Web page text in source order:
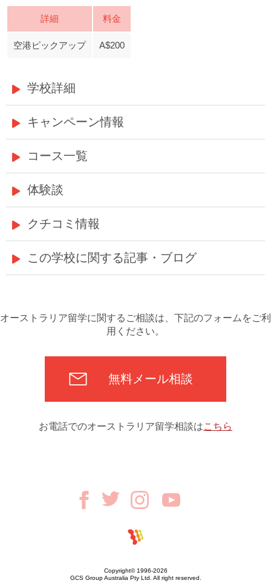
詳細 料金
空港ピックアップ A$200
学校詳細
キャンペーン情報
コース一覧
体験談
クチコミ情報
この学校に関する記事・ブログ
オーストラリア留学に関するご相談は、下記のフォームをご利
用ください。
無料メール相談
お電話でのオーストラリア留学相談はこちら
Copyright© 1996-2026
GCS Group Australia Pty Ltd. All right reserved.